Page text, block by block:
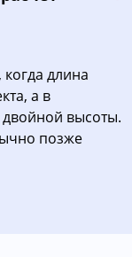
длина
а в
двойной высоты.
позже